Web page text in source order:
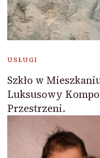
USŁUGI
Szkło w
Luksusowy
Przestrzeni.